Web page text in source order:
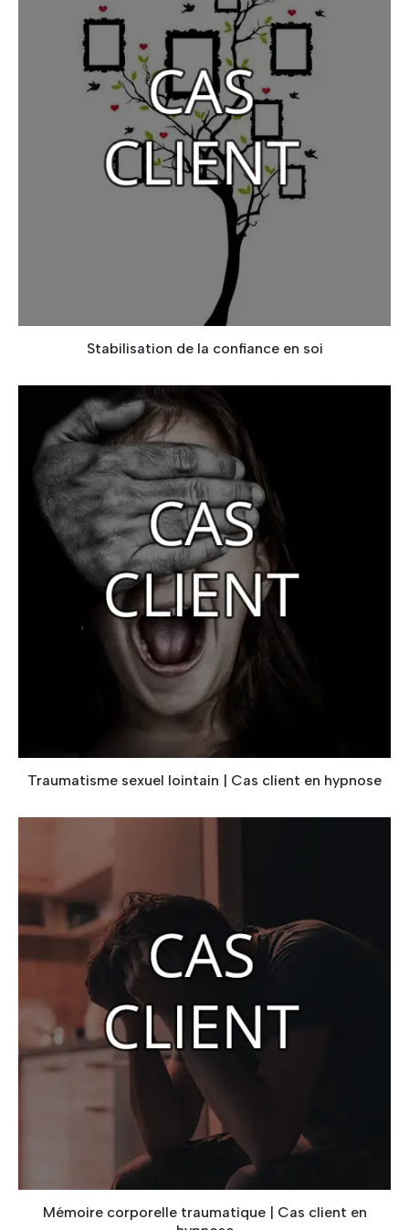
Stabilisation de la confiance en soi
Traumatisme sexuel lointain | Cas client en hypnose
Mémoire corporelle traumatique | Cas client en